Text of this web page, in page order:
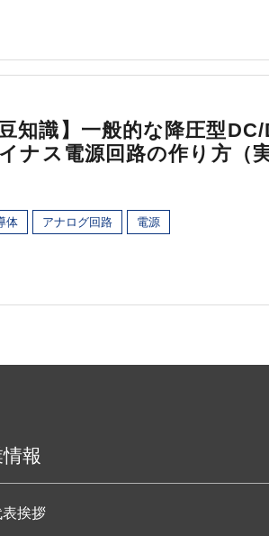
知識】一般的な降圧型
ナス電源回路の作り方（
体 アナログ回路 電源
報
表挨拶